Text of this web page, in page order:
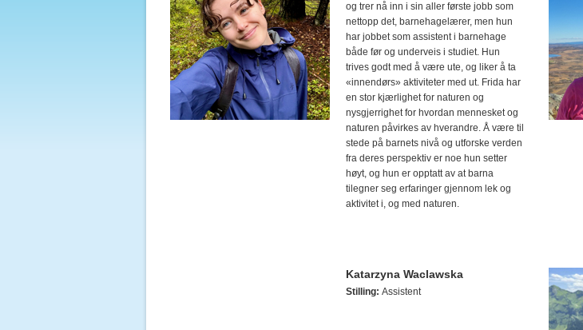
og trer nå inn i sin aller første jobb som
nettopp det, barnehagelærer, men hun
har jobbet som assistent i barnehage
både før og underveis i studiet. Hun
trives godt med å være ute, og liker å ta
«innendørs» aktiviteter med ut. Frida har
en stor kjærlighet for naturen og
nysgjerrighet for hvordan mennesket og
naturen påvirkes av hverandre. Å være til
stede på barnets nivå og utforske verden
fra deres perspektiv er noe hun setter
høyt, og hun er opptatt av at barna
tilegner seg erfaringer gjennom lek og
aktivitet i, og med naturen.
Katarzyna Waclawska
Stilling: Assistent